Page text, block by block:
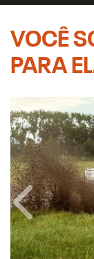
VOCÊ
PARA
Anterior